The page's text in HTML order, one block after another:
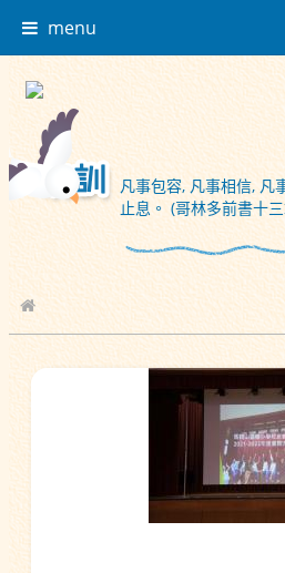
menu
凡事包容, 凡事相信, 凡
止息。 (哥林多前書十
校園相簿